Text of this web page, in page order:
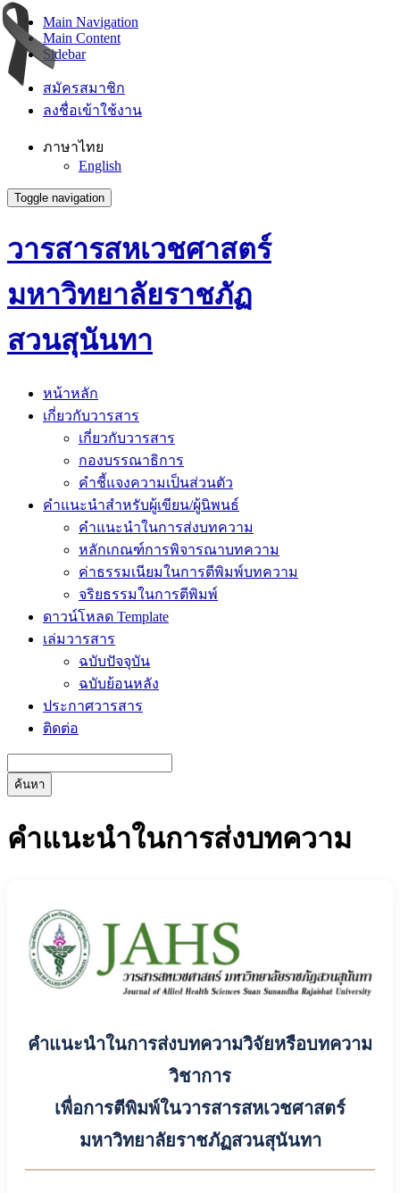
Main Navigation
Main Content
Sidebar
สมัครสมาชิก
ลงชื่อเข้าใช้งาน
ภาษาไทย
English
Toggle navigation
วารสารสหเวชศาสตร์
มหาวิทยาลัยราชภัฏ
สวนสุนันทา
หน้าหลัก
เกี่ยวกับวารสาร
เกี่ยวกับวารสาร
กองบรรณาธิการ
คำชี้แจงความเป็นส่วนตัว
คำแนะนำสำหรับผู้เขียน/ผู้นิพนธ์
คำแนะนำในการส่งบทความ
หลักเกณฑ์การพิจารณาบทความ
ค่าธรรมเนียมในการตีพิมพ์บทความ
จริยธรรมในการตีพิมพ์
ดาวน์โหลด Template
เล่มวารสาร
ฉบับปัจจุบัน
ฉบับย้อนหลัง
ประกาศวารสาร
ติดต่อ
ค้นหา
คำแนะนำในการส่งบทความ
คำแนะนำในการส่งบทความวิจัยหรือบทความ
วิชาการ
เพื่อการตีพิมพ์ในวารสารสหเวชศาสตร์
มหาวิทยาลัยราชภัฏสวนสุนันทา